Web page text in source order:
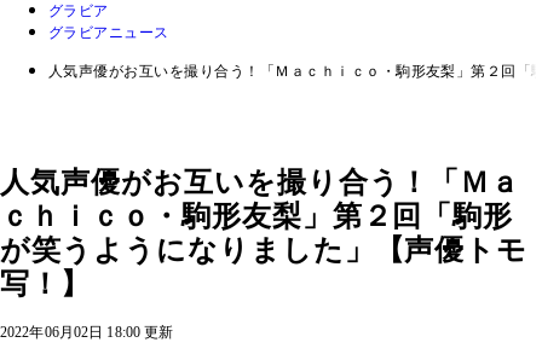
グラビア
グラビアニュース
人気声優がお互いを撮り合う！「Ｍａｃｈｉｃｏ・駒形友梨」第２回
人気声優がお互いを撮り合う！「Ｍａ
ｃｈｉｃｏ・駒形友梨」第２回「駒形
が笑うようになりました」【声優トモ
写！】
2022年06月02日 18:00 更新